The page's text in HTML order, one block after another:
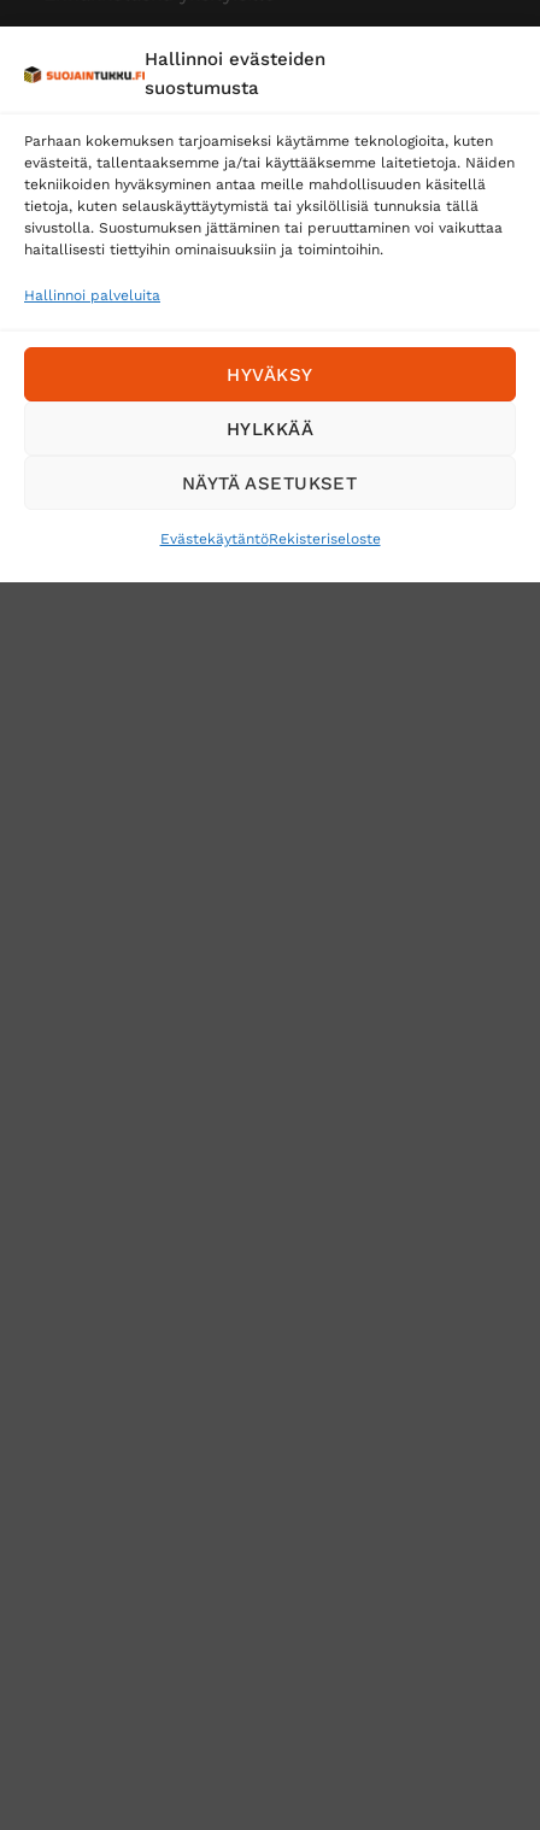
Hallinnoi evästeiden
suostumusta
Parhaan kokemuksen tarjoamiseksi käytämme teknologioita, kuten
evästeitä, tallentaaksemme ja/tai käyttääksemme laitetietoja. Näiden
tekniikoiden hyväksyminen antaa meille mahdollisuuden käsitellä
tietoja, kuten selauskäyttäytymistä tai yksilöllisiä tunnuksia tällä
sivustolla. Suostumuksen jättäminen tai peruuttaminen voi vaikuttaa
haitallisesti tiettyihin ominaisuuksiin ja toimintoihin.
Hallinnoi palveluita
HYVÄKSY
HYLKKÄÄ
NÄYTÄ ASETUKSET
EvästekäytäntöRekisteriseloste
Toimitustavat
Posti
Matkahuolto
Tilaa uutiskirje ja saat erikoisalennuksia